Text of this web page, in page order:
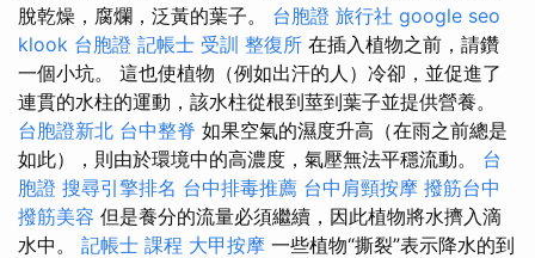
脫乾燥，腐爛，泛黃的葉子。 台胞證 旅行社 google seo
klook 台胞證 記帳士 受訓 整復所 在插入植物之前，請鑽
一個小坑。 這也使植物（例如出汗的人）冷卻，並促進了
連貫的水柱的運動，該水柱從根到莖到葉子並提供營養。
台胞證新北 台中整脊 如果空氣的濕度升高（在雨之前總是
如此），則由於環境中的高濃度，氣壓無法平穩流動。 台
胞證 搜尋引擎排名 台中排毒推薦 台中肩頸按摩 撥筋台中
撥筋美容 但是養分的流量必須繼續，因此植物將水擠入滴
水中。 記帳士 課程 大甲按摩 一些植物“撕裂”表示降水的到